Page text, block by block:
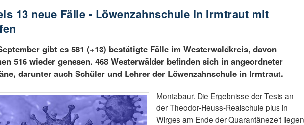
13 neue Fälle - Löwenzahnschule in Irmtraut mit
gibt es 581 (+13) bestätigte Fälle im Westerwaldkreis, davon
516 wieder genesen. 468 Westerwälder befinden sich in angeordneter
darunter auch Schüler und Lehrer der Löwenzahnschule in Irmtraut.
Montabaur. Die Ergebnisse der Tests an
der Theodor-Heuss-Realschule plus in
Wirges am Ende der Quarantänezeit liegen